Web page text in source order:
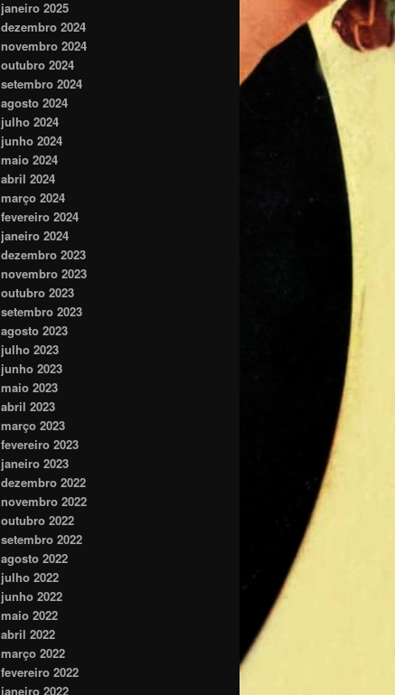
janeiro 2025
dezembro 2024
novembro 2024
outubro 2024
setembro 2024
agosto 2024
julho 2024
junho 2024
maio 2024
abril 2024
março 2024
fevereiro 2024
janeiro 2024
dezembro 2023
novembro 2023
outubro 2023
setembro 2023
agosto 2023
julho 2023
junho 2023
maio 2023
abril 2023
março 2023
fevereiro 2023
janeiro 2023
dezembro 2022
novembro 2022
outubro 2022
setembro 2022
agosto 2022
julho 2022
junho 2022
maio 2022
abril 2022
março 2022
fevereiro 2022
janeiro 2022